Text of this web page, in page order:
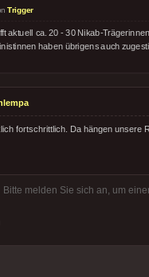
Trigger
aktuell ca. 20 - 30 Nikab-
haben übrigens auch
fortschrittlich. Da hängen unsere
Bitte melden Sie sich an, um